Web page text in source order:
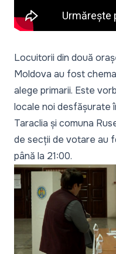
Locuitorii din două
Moldova au fost
alege primarii. Este
locale noi desfășurate
Taraclia și comuna
de secții de votare au
până la 21:00.